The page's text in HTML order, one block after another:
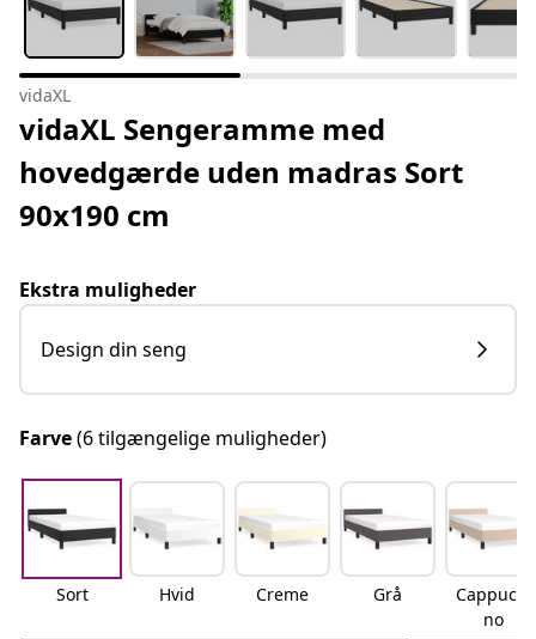
vidaXL
vidaXL Sengeramme med
hovedgærde uden madras Sort
90x190 cm
Ekstra muligheder
Design din seng
Farve(6 tilgængelige muligheder)
Sort Hvid Creme Grå
Cappucci
no